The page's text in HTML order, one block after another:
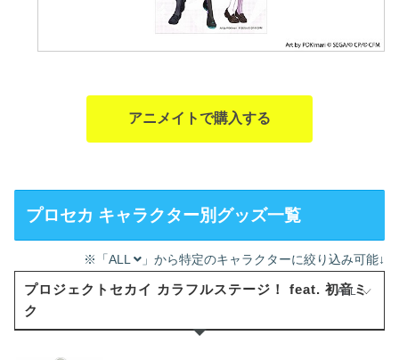
アニメイトで購入する
プロセカ キャラクター別グッズ一覧
※「ALL 」から特定のキャラクターに絞り込み可能↓
プロジェクトセカイ カラフルステージ！ feat. 初音ミ
ク
ALL